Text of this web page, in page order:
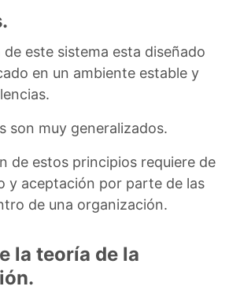
de este sistema esta diseñado
en un ambiente estable y
son muy generalizados.
de estos principios requiere de
y aceptación por parte de las
de una organización.
la teoría de la